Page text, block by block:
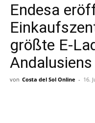
Endesa
größte E-
Andalusiens
von Costa del Sol Online - 16.